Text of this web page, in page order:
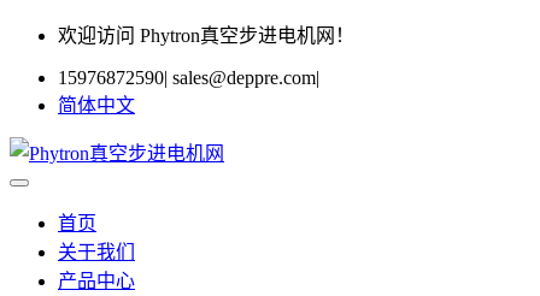
欢迎访问 Phytron真空步进电机网！
15976872590| sales@deppre.com|
简体中文
首页
关于我们
产品中心